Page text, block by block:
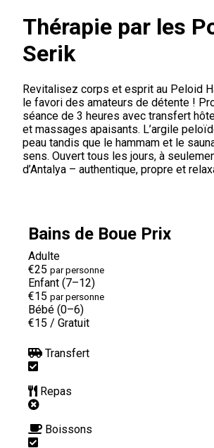
Thérapie par les
Serik
Revitalisez corps et esprit au Peloid
le favori des amateurs de détente !
séance de 3 heures avec transfert
et massages apaisants. L’argile
peau tandis que le hammam et le
sens. Ouvert tous les jours, à
d’Antalya – authentique, propre et
Bains de Boue Prix
Adulte
€25 par personne
Enfant (7–12)
€15 par personne
Bébé (0–6)
€15 / Gratuit
Transfert
Repas
Boissons